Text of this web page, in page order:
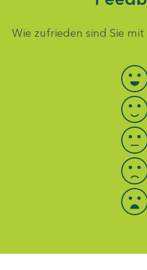
Wie zufrieden sind Sie